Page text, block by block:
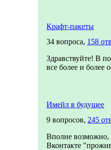
Крафт-пакеты
34 вопроса, 158
Здравствуйте! В
все более и более
Имейл в будущее
9 вопросов, 245
Вполне возможно,
Вконтакте